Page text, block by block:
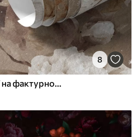
8
Теплі бежеві півонії на фактурному тлі